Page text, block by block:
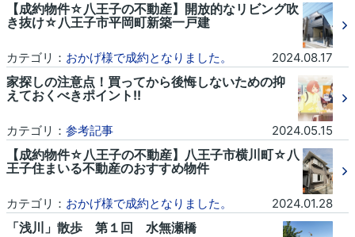
【成約物件☆八王子の不動産】開放的なリビング吹
き抜け☆八王子市平岡町新築一戸建
カテゴリ： おかげ様で成約となりました。 2024.08.17
家探しの注意点！買ってから後悔しないための抑
えておくべきポイント!!
カテゴリ： 参考記事 2024.05.15
【成約物件☆八王子の不動産】八王子市横川町☆八
王子住まいる不動産のおすすめ物件
カテゴリ： おかげ様で成約となりました。 2024.01.28
「浅川」散歩 第１回 水無瀬橋